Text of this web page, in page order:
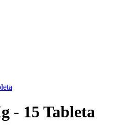
- 15 Tableta